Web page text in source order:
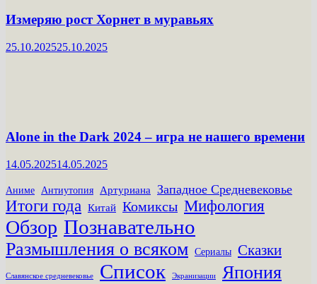
Измеряю рост Хорнет в муравьях
25.10.202525.10.2025
Alone in the Dark 2024 – игра не нашего времени
14.05.202514.05.2025
Аниме Антиутопия Артуриана Западное Средневековье
Итоги года Китай Комиксы Мифология
Обзор Познавательно
Размышления о всяком Сериалы Сказки
Славянское средневековье Список Экранизации Япония